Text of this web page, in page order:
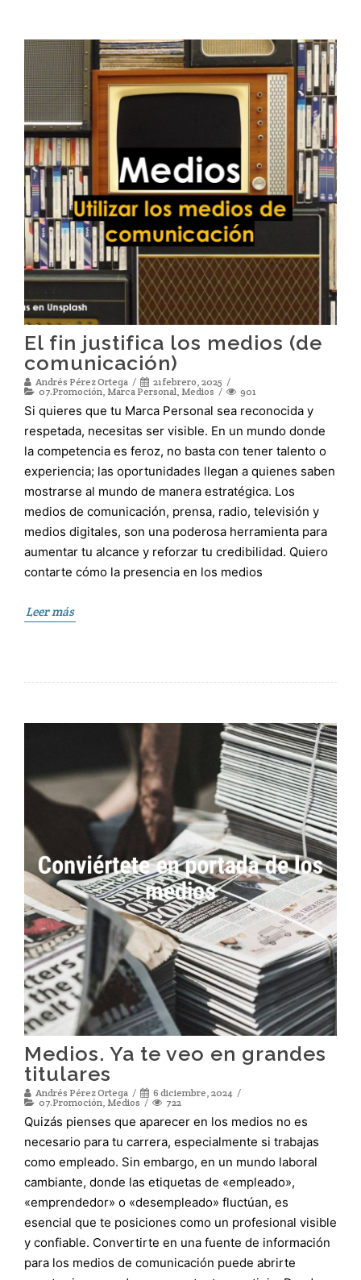
El fin justifica los medios (de
comunicación)
Andrés Pérez Ortega
21 febrero, 2025
07.Promoción Marca Personal Medios 901
Si quieres que tu Marca Personal sea reconocida y
respetada, necesitas ser visible. En un mundo donde
la competencia es feroz, no basta con tener talento o
experiencia; las oportunidades llegan a quienes saben
mostrarse al mundo de manera estratégica. Los
medios de comunicación, prensa, radio, televisión y
medios digitales, son una poderosa herramienta para
aumentar tu alcance y reforzar tu credibilidad. Quiero
contarte cómo la presencia en los medios
Leer más
Medios. Ya te veo en grandes
titulares
Andrés Pérez Ortega
6 diciembre, 2024
07.Promoción Medios 722
Quizás pienses que aparecer en los medios no es
necesario para tu carrera, especialmente si trabajas
como empleado. Sin embargo, en un mundo laboral
cambiante, donde las etiquetas de «empleado»,
«emprendedor» o «desempleado» fluctúan, es
esencial que te posiciones como un profesional visible
y confiable. Convertirte en una fuente de información
para los medios de comunicación puede abrirte